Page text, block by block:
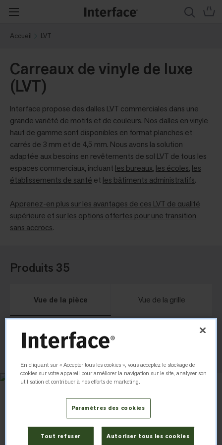
Accueil LVT
Carreaux de vinyle de luxe
(LVT)
Interface propose des dalles LVT commerciales dans une
grande variété de motifs et de couleurs. Nos dalles en vinyle
haut de gamme sont disponibles en format planches et
carrés de 3 mm et de 4,5 mm. Nous avons la solution
adaptée aux besoins en revêtements de sol LVT de tous les
espaces commerciaux, incluant les bureaux, les écoles, les
établissements de santé et les bâtiments administratifs.
Apprenez-en plus sur les avantages de ces LVT de qualité
supérieure et sur les options offertes pour une transition
sans accrocs.
Produits 35
Vue de la pièce Vue de la grille
Classer par
En cliquant sur « Accepter tous les cookies », vous acceptez le stockage de
cookies sur votre appareil pour améliorer la navigation sur le site, analyser son
utilisation et contribuer à nos efforts de marketing.
Paramètres des cookies
Tout refuser Autoriser tous les cookies